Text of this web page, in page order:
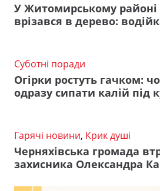
У Житомирському районі
врізався в дерево:
Суботні поради
Огірки ростуть гачком:
одразу сипати калій під
Гарячі новини, Крик душі
Черняхівська громада
захисника Олександра